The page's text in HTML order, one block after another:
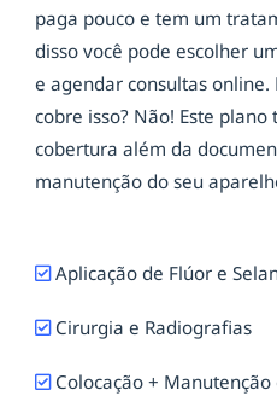
paga pouco e tem um
disso você pode escolher
e agendar consultas online.
cobre isso? Não! Este
cobertura além da
manutenção do seu
Aplicação de Flúor e
Cirurgia e Radiografias
Colocação +